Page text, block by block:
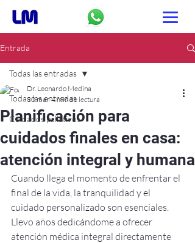
Entrada
Todas las entradas
Cuidados paliativos
Todas las entradas
Planificación para
cuidados finales en casa:
atención integral y humana
Dr. Leonardo Medina
30 mar 4 min de lectura
Cuando llega el momento de enfrentar el
final de la vida, la tranquilidad y el
cuidado personalizado son esenciales.
Llevo años dedicándome a ofrecer
atención médica integral directamente